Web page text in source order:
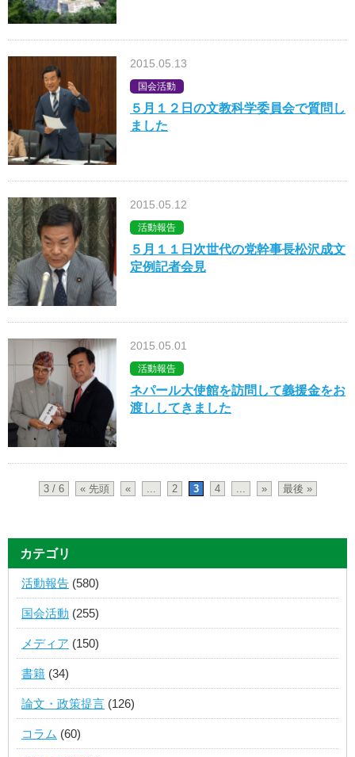
2015.05.13
国会活動
５月１２日の文教科学委員会で質問し
ました
2015.05.12
活動報告
５月１１日次世代の党幹事長松沢成文
定例記者会見
2015.05.01
活動報告
ネパール大使館を訪問して義援金をお
渡ししてきました
3 / 6 « 先頭 « ... 2 3 4 ... » 最後 »
カテゴリ
活動報告 (580)
国会活動 (255)
メディア (150)
書籍 (34)
論文・政策提言 (126)
コラム (60)